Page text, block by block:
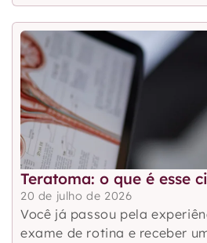
Teratoma: o que é esse
20 de julho de 2026
Você já passou pela
exame de rotina e receber